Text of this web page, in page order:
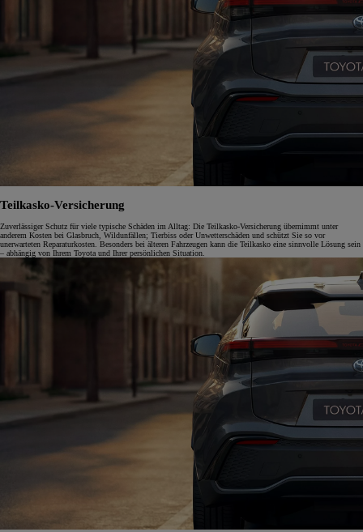
Teilkasko-Versicherung
Zuverlässiger Schutz für viele typische Schäden im Alltag: Die Teilkasko-Versicherung übernimmt unter
anderem Kosten bei Glasbruch, Wildunfällen; Tierbiss oder Unwetterschäden und schützt Sie so vor
unerwarteten Reparaturkosten. Besonders bei älteren Fahrzeugen kann die Teilkasko eine sinnvolle Lösung sein
– abhängig von Ihrem Toyota und Ihrer persönlichen Situation.